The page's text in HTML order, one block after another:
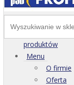
produktów
Menu
O firmie
Oferta